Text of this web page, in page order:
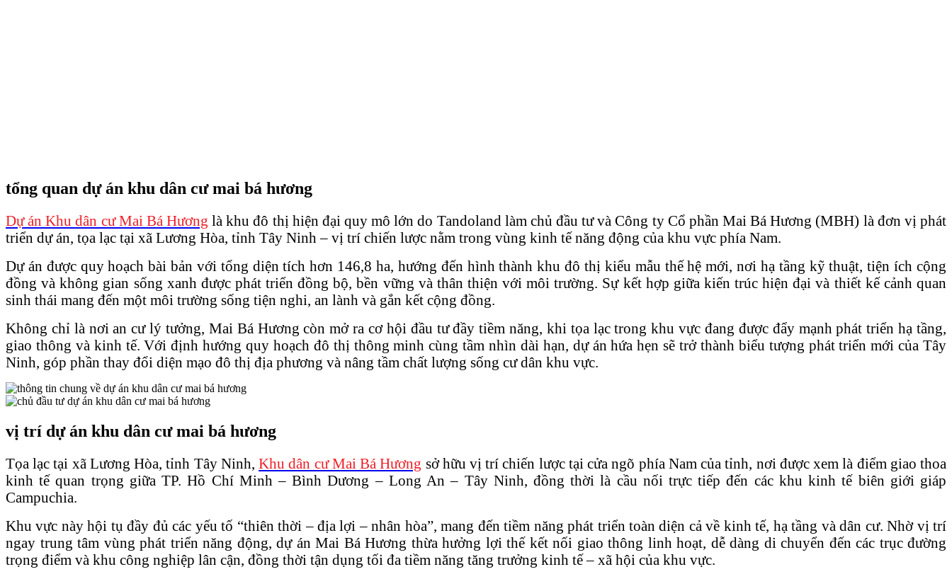
tổng quan dự án khu dân cư mai bá hương
Dự án Khu dân cư Mai Bá Hương là khu đô thị hiện đại quy mô lớn do Tandoland làm chủ đầu tư và Công ty Cổ phần Mai Bá Hương (MBH) là đơn vị phát
triển dự án, tọa lạc tại xã Lương Hòa, tỉnh Tây Ninh – vị trí chiến lược nằm trong vùng kinh tế năng động của khu vực phía Nam.
Dự án được quy hoạch bài bản với tổng diện tích hơn 146,8 ha, hướng đến hình thành khu đô thị kiểu mẫu thế hệ mới, nơi hạ tầng kỹ thuật, tiện ích cộng
đồng và không gian sống xanh được phát triển đồng bộ, bền vững và thân thiện với môi trường. Sự kết hợp giữa kiến trúc hiện đại và thiết kế cảnh quan
sinh thái mang đến một môi trường sống tiện nghi, an lành và gắn kết cộng đồng.
Không chỉ là nơi an cư lý tưởng, Mai Bá Hương còn mở ra cơ hội đầu tư đầy tiềm năng, khi tọa lạc trong khu vực đang được đẩy mạnh phát triển hạ tầng,
giao thông và kinh tế. Với định hướng quy hoạch đô thị thông minh cùng tầm nhìn dài hạn, dự án hứa hẹn sẽ trở thành biểu tượng phát triển mới của Tây
Ninh, góp phần thay đổi diện mạo đô thị địa phương và nâng tầm chất lượng sống cư dân khu vực.
vị trí dự án khu dân cư mai bá hương
Tọa lạc tại xã Lương Hòa, tỉnh Tây Ninh,Khu dân cư Mai Bá Hương sở hữu vị trí chiến lược tại cửa ngõ phía Nam của tỉnh, nơi được xem là điểm giao thoa
kinh tế quan trọng giữa TP. Hồ Chí Minh – Bình Dương – Long An – Tây Ninh, đồng thời là cầu nối trực tiếp đến các khu kinh tế biên giới giáp
Campuchia.
Khu vực này hội tụ đầy đủ các yếu tố “thiên thời – địa lợi – nhân hòa”, mang đến tiềm năng phát triển toàn diện cả về kinh tế, hạ tầng và dân cư. Nhờ vị trí
ngay trung tâm vùng phát triển năng động, dự án Mai Bá Hương thừa hưởng lợi thế kết nối giao thông linh hoạt, dễ dàng di chuyển đến các trục đường
trọng điểm và khu công nghiệp lân cận, đồng thời tận dụng tối đa tiềm năng tăng trưởng kinh tế – xã hội của khu vực.